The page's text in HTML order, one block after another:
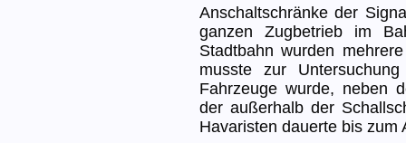
Anschaltschränke der
ganzen Zugbetrieb im
Stadtbahn wurden
musste zur
Fahrzeuge wurde, neben
der außerhalb der
Havaristen dauerte bis zum